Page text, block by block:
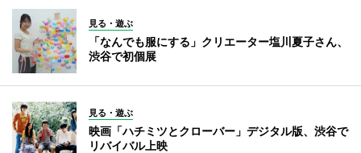
見る・遊ぶ
「なんでも服にする」クリエーター塩川夏子さん、
渋谷で初個展
見る・遊ぶ
映画「ハチミツとクローバー」デジタル版、渋谷で
リバイバル上映